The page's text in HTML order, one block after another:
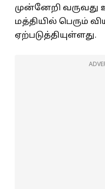
முன்னேறி
மத்தியில் பெரும்
ஏற்படுத்தியுள்ளது.